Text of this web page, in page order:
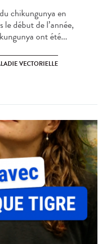
chikungunya en
début de l’année,
ont été...
VECTORIELLE